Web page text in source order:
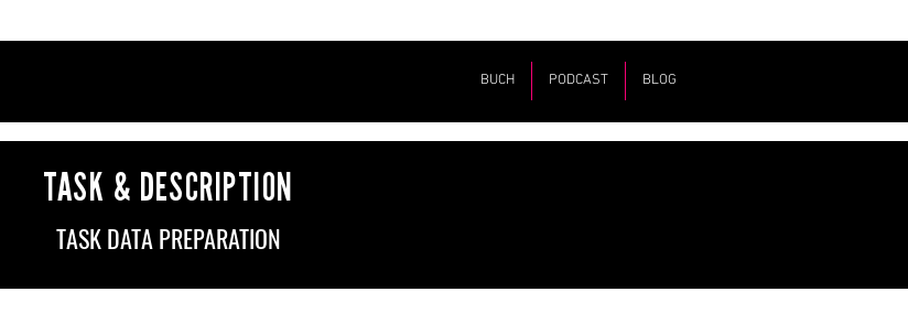
BUCH PODCAST BLOG
TASK & DESCRIPTION
TASK DATA PREPARATION